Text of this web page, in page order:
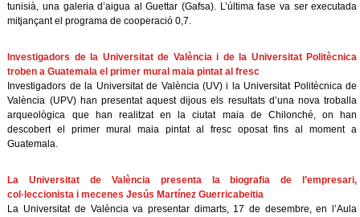
tunisià, una galeria d’aigua al Guettar (Gafsa). L’última fase va ser executada
mitjançant el programa de cooperació 0,7.
Investigadors de la Universitat de València i de la Universitat Politècnica
troben a Guatemala el primer mural maia pintat al fresc
Investigadors de la Universitat de València (UV) i la Universitat Politècnica de
València (UPV) han presentat aquest dijous els resultats d’una nova troballa
arqueològica que han realitzat en la ciutat maia de Chilonché, on han
descobert el primer mural maia pintat al fresc oposat fins al moment a
Guatemala.
La Universitat de València presenta la biografia de l’empresari,
col·leccionista i mecenes Jesús Martínez Guerricabeitia
La Universitat de València va presentar dimarts, 17 de desembre, en l’Aula